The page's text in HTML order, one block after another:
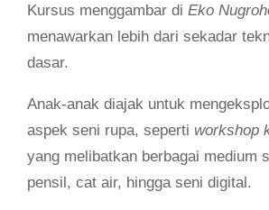
Kursus menggambar di Eko
menawarkan lebih dari sekadar
dasar.
Anak-anak diajak untuk
aspek seni rupa, seperti workshop
yang melibatkan berbagai medium
pensil, cat air, hingga seni digital.